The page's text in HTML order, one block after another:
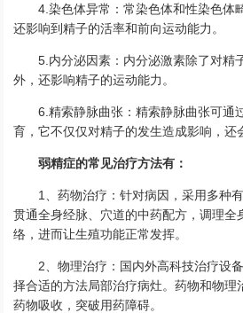
4.染色体异常：常染色体和性染色体
还影响到精子的活率和前向运动能力。
5.内分泌因素：内分泌激素除了对精
外，还影响精子的运动能力。
6.精索静脉曲张：精索静脉曲张可通
育，它不仅仅对精子的发生造成影响，还
弱精症的常见治疗方法有：
1、药物治疗：针对病因，采用多种
贯通全身经脉、穴道的中药配方，调理全
络，进而让生殖功能正常发挥。
2、物理治疗：国内外高科技治疗设
择合适的方法局部治疗病灶。药物和物理
药物吸收，突破用药障碍。